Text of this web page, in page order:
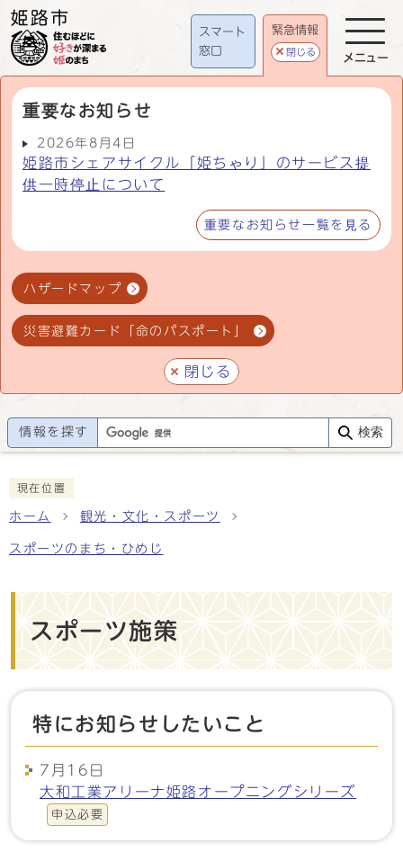
スマート
窓口
緊急情報
閉じる
重要なお知らせ
2026年8月4日
姫路市シェアサイクル「姫ちゃり」のサービス提
供一時停止について
重要なお知らせ一覧を見る
ハザードマップ
災害避難カード「命のパスポート」
閉じる
メニュー
情報を探す 検索
現在位置
ホーム 観光・文化・スポーツ
スポーツのまち・ひめじ
スポーツ施策
特にお知らせしたいこと
7月16日
大和工業アリーナ姫路オープニングシリーズ
申込必要